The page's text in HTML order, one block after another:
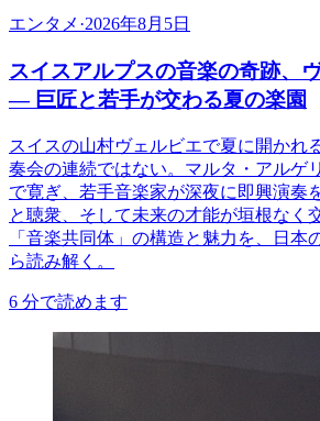
エンタメ ·2026年8月5日
スイスアルプスの音楽の奇跡、
— 巨匠と若手が交わる夏の楽園
スイスの山村ヴェルビエで夏に開かれ
奏会の連続ではない。マルタ・アルゲ
で寛ぎ、若手音楽家が深夜に即興演奏
と聴衆、そして未来の才能が垣根なく
「音楽共同体」の構造と魅力を、日本
ら読み解く。
6 分で読めます